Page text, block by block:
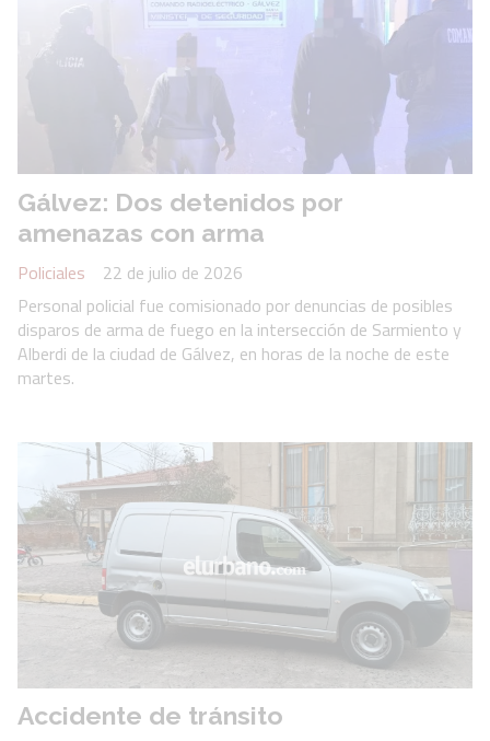
Gálvez: Dos detenidos por
amenazas con arma
Policiales
22 de julio de 2026
Personal policial fue comisionado por denuncias de posibles
disparos de arma de fuego en la intersección de Sarmiento y
Alberdi de la ciudad de Gálvez, en horas de la noche de este
martes.
Accidente de tránsito